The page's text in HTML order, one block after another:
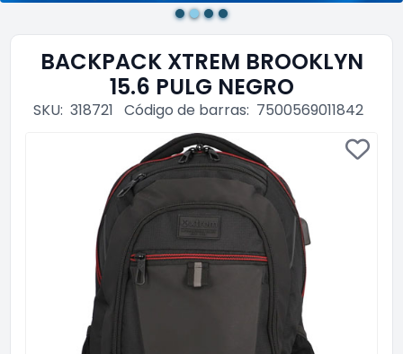
BACKPACK XTREM BROOKLYN
15.6 PULG NEGRO
SKU: 318721 Código de barras: 7500569011842